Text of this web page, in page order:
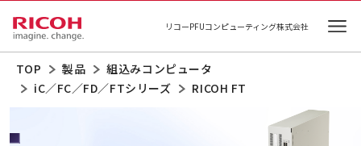
リコーPFUコンピューティング株式会社
TOP 製品
組込みコンピュータ
iC／FC／FD／FTシリーズ
RICOH FT